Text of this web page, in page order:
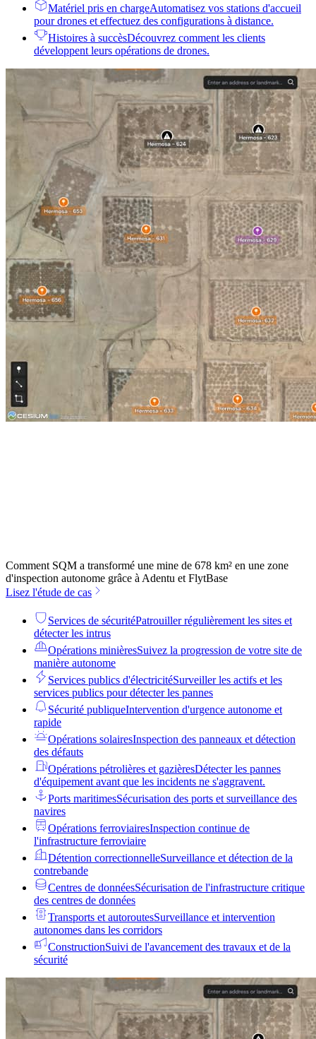
Matériel pris en chargeAutomatisez vos stations d'accueil
pour drones et effectuez des configurations à distance.
Histoires à succèsDécouvrez comment les clients
développent leurs opérations de drones.
Comment SQM a transformé une mine de 678 km² en une zone
d'inspection autonome grâce à Adentu et FlytBase
Lisez l'étude de cas
Services de sécuritéPatrouiller régulièrement les sites et
détecter les intrus
Opérations minièresSuivez la progression de votre site de
manière autonome
Services publics d'électricitéSurveiller les actifs et les
services publics pour détecter les pannes
Sécurité publiqueIntervention d'urgence autonome et
rapide
Opérations solairesInspection des panneaux et détection
des défauts
Opérations pétrolières et gazièresDétecter les pannes
d'équipement avant que les incidents ne s'aggravent.
Ports maritimesSécurisation des ports et surveillance des
navires
Opérations ferroviairesInspection continue de
l'infrastructure ferroviaire
Détention correctionnelleSurveillance et détection de la
contrebande
Centres de donnéesSécurisation de l'infrastructure critique
des centres de données
Transports et autoroutesSurveillance et intervention
autonomes dans les corridors
ConstructionSuivi de l'avancement des travaux et de la
sécurité